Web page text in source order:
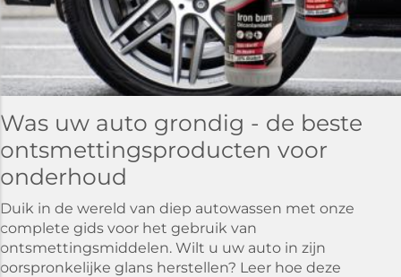
Was uw auto grondig - de beste
ontsmettingsproducten voor
onderhoud
Duik in de wereld van diep autowassen met onze
complete gids voor het gebruik van
ontsmettingsmiddelen. Wilt u uw auto in zijn
oorspronkelijke glans herstellen? Leer hoe deze